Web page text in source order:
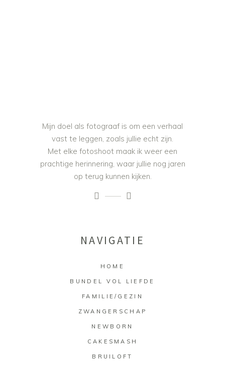
Mijn doel als fotograaf is om een verhaal
vast te leggen, zoals jullie echt zijn.
Met elke fotoshoot maak ik weer een
prachtige herinnering, waar jullie nog jaren
op terug kunnen kijken.
NAVIGATIE
HOME
BUNDEL VOL LIEFDE
FAMILIE/GEZIN
ZWANGERSCHAP
NEWBORN
CAKESMASH
BRUILOFT